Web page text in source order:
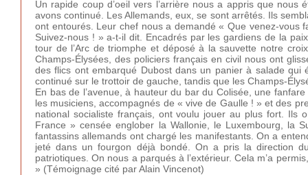
Un rapide coup d’oeil vers l’arrière nous a appris que
avons continué. Les Allemands, eux, se sont arrêtés. Ils
ont entourés. Leur chef nous a demandé « Que venez-vous
Suivez-nous ! » a-t-il dit. Encadrés par les gardiens de la
tour de l’Arc de triomphe et déposé à la sauvette notre
Champs-Élysées, des policiers français en civil nous ont
des flics ont embarqué Dubost dans un panier à salade
continué sur le trottoir de gauche, tandis que les Champs-
En bas de l’avenue, à hauteur du bar du Colisée, une
les musiciens, accompagnés de « vive de Gaulle ! » et des
national socialiste français, ont voulu jouer au plus fort. Ils
France » censée englober la Wallonie, le Luxembourg, la
fantassins allemands ont chargé les manifestants. On a
jeté dans un fourgon déjà bondé. On a pris la direction
patriotiques. On nous a parqués à l’extérieur. Cela m’a
» (Témoignage cité par Alain Vincenot)